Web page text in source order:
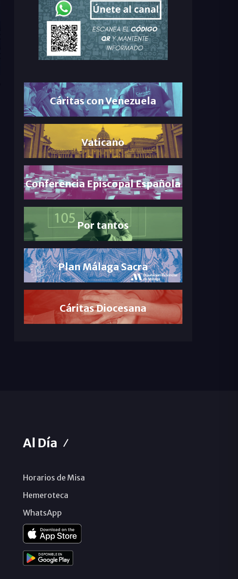
Cáritas con Venezuela
Vaticano
Conferencia Episcopal Española
Por tantos
Plan Málaga Sacra
Cáritas Diocesana
Al Día
Horarios de Misa
Hemeroteca
WhatsApp